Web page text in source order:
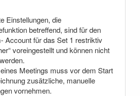
Einstellungen, die
betreffend, sind für den
Account für das Set 1 restriktiv
voreingestellt und können nicht
Meetings muss vor dem Start
zusätzliche, manuelle
vornehmen.